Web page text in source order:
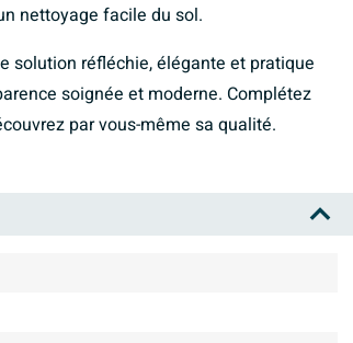
nettoyage facile du sol.
solution réfléchie, élégante et pratique
soignée et moderne. Complétez
par vous-même sa qualité.